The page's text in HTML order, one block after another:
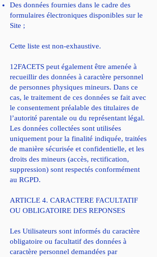
Des données fournies dans le cadre des
formulaires électroniques disponibles sur le
Site ;
Cette liste est non-exhaustive.
12FACETS peut également être amenée à
recueillir des données à caractère personnel
de personnes physiques mineurs. Dans ce
cas, le traitement de ces données se fait avec
le consentement préalable des titulaires de
l’autorité parentale ou du représentant légal.
Les données collectées sont utilisées
uniquement pour la finalité indiquée, traitées
de manière sécurisée et confidentielle, et les
droits des mineurs (accès, rectification,
suppression) sont respectés conformément
au RGPD.
ARTICLE 4. CARACTERE FACULTATIF
OU OBLIGATOIRE DES REPONSES
Les Utilisateurs sont informés du caractère
obligatoire ou facultatif des données à
caractère personnel demandées par